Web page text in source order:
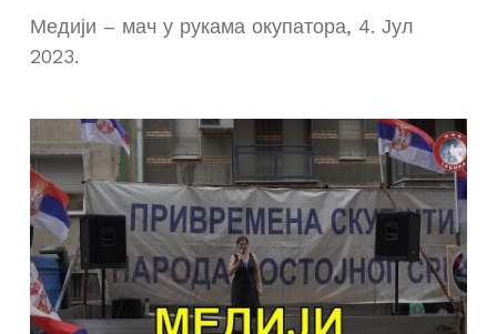
Медији – мач у рукама окупатора, 4. Јул
2023.